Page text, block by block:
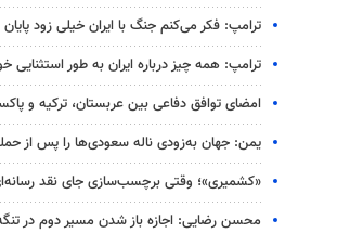
ترامپ: فکر می‌کنم جنگ با ایران خیلی زود پایان
ترامپ: همه چیز درباره ایران به طور
امضای توافق دفاعی بین عربستان، ترکیه و
یمن: جهان به‌زودی ناله سعودی‌ها را پس از
«کشمیری»؛ وقتی برچسب‌سازی جای نقد
محسن رضایی: اجازه باز شدن مسیر دوم در